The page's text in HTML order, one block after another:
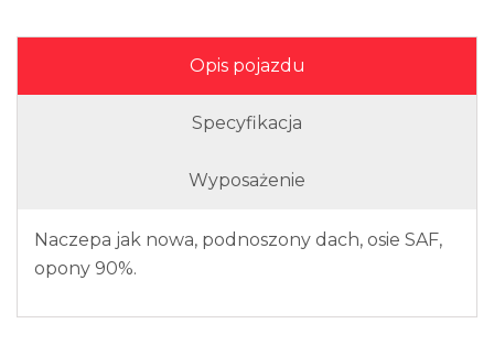
Opis pojazdu
Specyfikacja
Wyposażenie
Naczepa jak nowa, podnoszony dach, osie SAF,
opony 90%.